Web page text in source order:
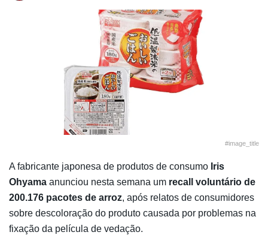
#image_title
A fabricante japonesa de produtos de consumo Iris
Ohyama anunciou nesta semana um recall voluntário de
200.176 pacotes de arroz, após relatos de consumidores
sobre descoloração do produto causada por problemas na
fixação da película de vedação.